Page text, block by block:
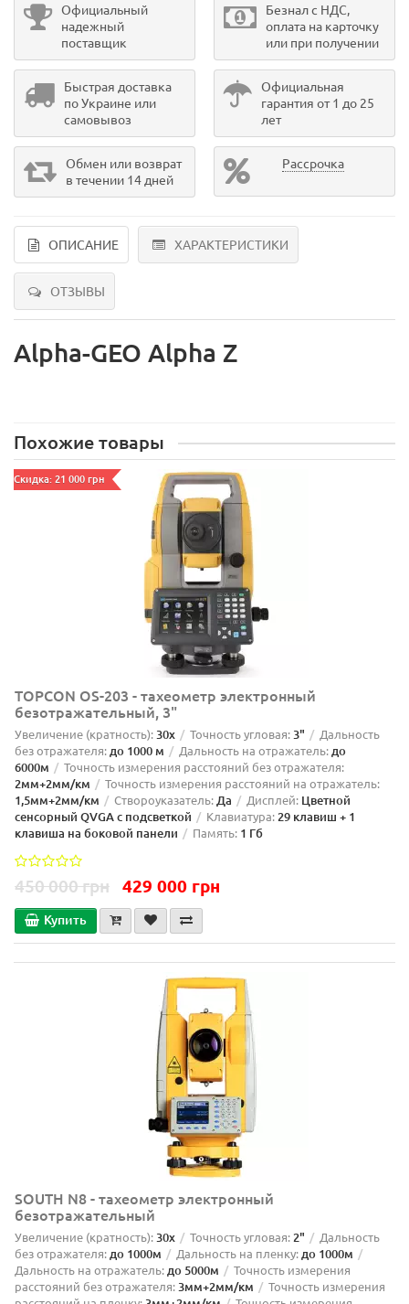
Официальный
надежный
поставщик
Безнал с НДС,
оплата на карточку
или при получении
Быстрая доставка
по Украине или
самовывоз
Официальная
гарантия от 1 до 25
лет
Обмен или возврат
в течении 14 дней
Рассрочка
ОПИСАНИЕ ХАРАКТЕРИСТИКИ
ОТЗЫВЫ
Alpha-GEO Alpha Z
Похожие товары
Скидка: 21 000 грн
TOPCON OS-203 - тахеометр электронный
безотражательный, 3"
Увеличение (кратность):30х Точность угловая:3"
Дальность
без отражателя:до 1000 м Дальность на отражатель:до
6000м
Точность измерения расстояний без отражателя:
2мм+2мм/км Точность измерения расстояний на отражатель:
1,5мм+2мм/км Створоуказатель:Да Дисплей: Цветной
сенсорный QVGA с подсветкой
Клавиатура:29 клавиш + 1
клавиша на боковой панели
Память: 1 Гб
450 000 грн 429 000 грн
Купить
SOUTH N8 - тахеометр электронный
безотражательный
Увеличение (кратность):30х Точность угловая:2"
Дальность
без отражателя:до 1000м Дальность на пленку:до 1000м
Дальность на отражатель:до 5000м
Точность измерения
расстояний без отражателя:3мм+2мм/км
Точность измерения